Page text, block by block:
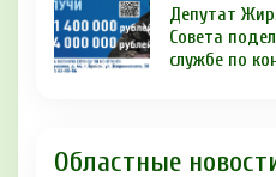
Депутат
Совета
службе по
Областные